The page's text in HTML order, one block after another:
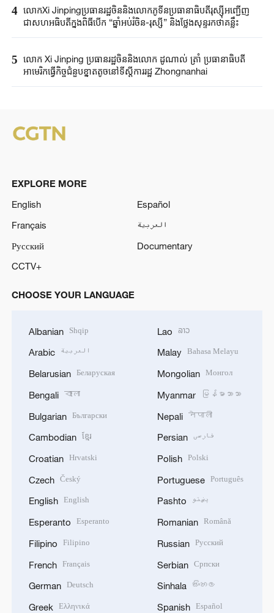
4 លោកXi Jinpingប្រធានរដ្ឋចិននិងលោកភូទីនប្រធានាធិបតីរុស្ស៊ីអញ្ជើញ
ជាសហអធិបតីក្នុងពិធីបើក “ឆ្នាំអប់រំចិន-រុស្ស៊ី” និងថ្លែងសុន្ទរកថាគន្លឹះ
5 លោក Xi Jinping​ ប្រធានរដ្ឋចិន​និងលោក​ ដូណាល់ ត្រាំ ​ប្រធានាធិបតី​
អាមេរិកធ្វើ​កិច្ចជំនួប​ខ្នាតតូច​នៅទីស្តីការរដ្ឋ​ Zhongnanhai ​
EXPLORE MORE
English
Español
Français
العربية
Русский
Documentary
CCTV+
CHOOSE YOUR LANGUAGE
Albanian Shqip
Arabic العربية
Belarusian Беларуская
Bengali বাংলা
Bulgarian Български
Cambodian ខ្មែរ
Croatian Hrvatski
Czech Český
English English
Esperanto Esperanto
Filipino Filipino
French Français
German Deutsch
Greek Ελληνικά
Lao ລາວ
Malay Bahasa Melayu
Mongolian Монгол
Myanmar မြန်မာဘာသာ
Nepali नेपाली
Persian فارسی
Polish Polski
Portuguese Português
Pashto پښتو
Romanian Română
Russian Русский
Serbian Српски
Sinhala සිංහල
Spanish Español